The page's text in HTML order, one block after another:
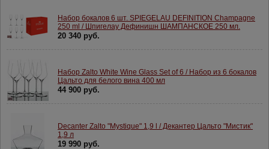
Набор бокалов 6 шт. SPIEGELAU DEFINITION Champagne
250 ml / Шпигелау Дефинишн ШАМПАНСКОЕ 250 мл.
20 340 руб.
Набор Zalto White Wine Glass Set of 6 / Набор из 6 бокалов
Цальто для белого вина 400 мл
44 900 руб.
Decanter Zalto "Mystique" 1,9 l / Декантер Цальто "Мистик"
1,9 л
19 990 руб.